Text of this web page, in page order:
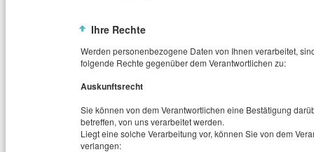
Ihre Rechte
Werden personenbezogene Daten von Ihnen verarbeitet,
folgende Rechte gegenüber dem Verantwortlichen zu:
Auskunftsrecht
Sie können von dem Verantwortlichen eine Bestätigung
betreffen, von uns verarbeitet werden.
Liegt eine solche Verarbeitung vor, können Sie von dem
verlangen: